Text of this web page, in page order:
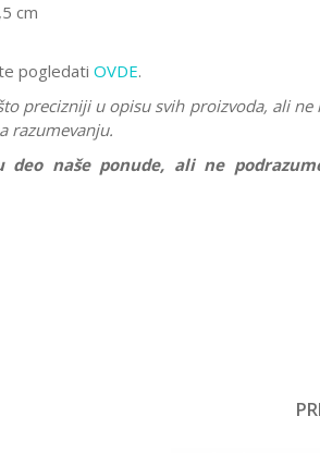
cm
pogledati OVDE.
precizniji u opisu svih proizvoda, ali
razumevanju.
naše ponude, ali ne